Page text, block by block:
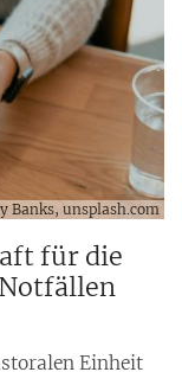
Banks, unsplash.com
für die
Einheit